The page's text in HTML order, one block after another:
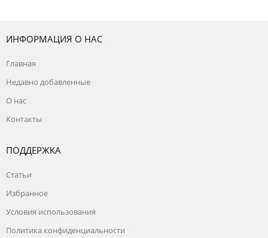
ИНФОРМАЦИЯ О НАС
Главная
Недавно добавленные
О нас
Контакты
ПОДДЕРЖКА
Статьи
Избранное
Условия использования
Политика конфиденциальности